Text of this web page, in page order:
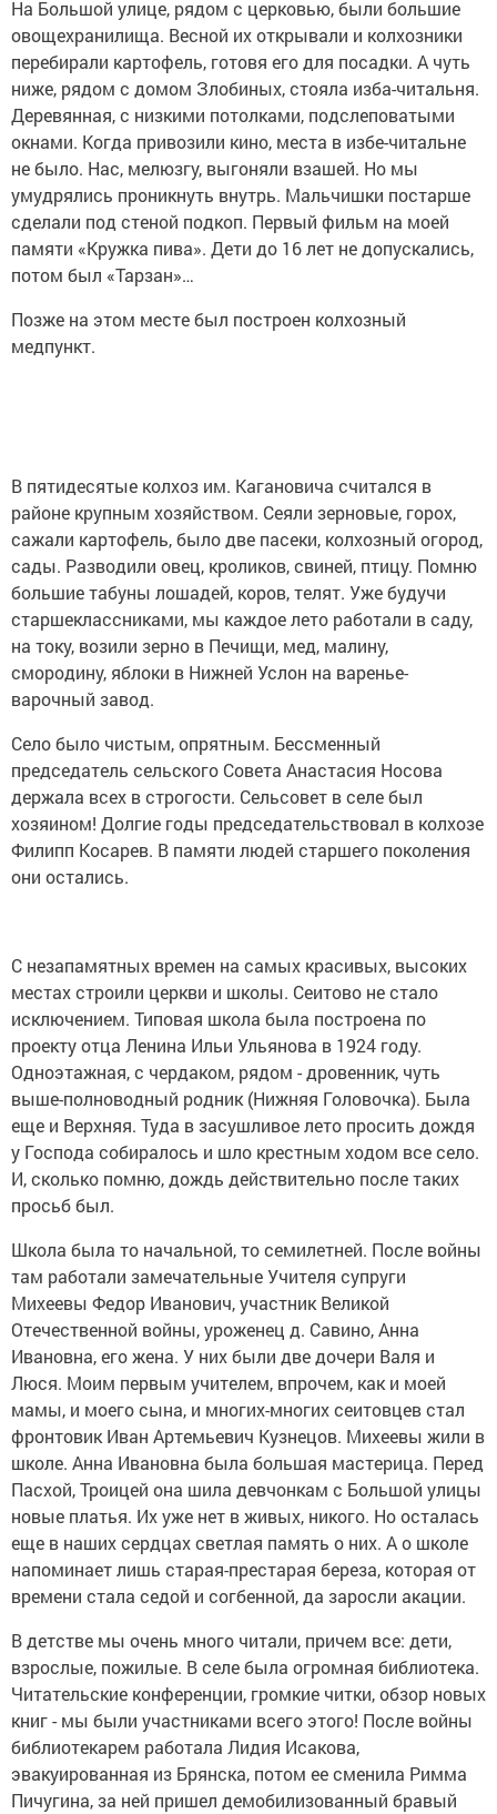
На Большой улице, рядом с церковью, были большие
овощехранилища. Весной их открывали и колхозники
перебирали картофель, готовя его для посадки. А чуть
ниже, рядом с домом Злобиных, стояла изба-читальня.
Деревянная, с низкими потолками, подслеповатыми
окнами. Когда привозили кино, места в избе-читальне
не было. Нас, мелюзгу, выгоняли взашей. Но мы
умудрялись проникнуть внутрь. Мальчишки постарше
сделали под стеной подкоп. Первый фильм на моей
памяти «Кружка пива». Дети до 16 лет не допускались,
потом был «Тарзан»…
Позже на этом месте был построен колхозный
медпункт.
В пятидесятые колхоз им. Кагановича считался в
районе крупным хозяйством. Сеяли зерновые, горох,
сажали картофель, было две пасеки, колхозный огород,
сады. Разводили овец, кроликов, свиней, птицу. Помню
большие табуны лошадей, коров, телят. Уже будучи
старшеклассниками, мы каждое лето работали в саду,
на току, возили зерно в Печищи, мед, малину,
смородину, яблоки в Нижней Услон на варенье-
варочный завод.
Село было чистым, опрятным. Бессменный
председатель сельского Совета Анастасия Носова
держала всех в строгости. Сельсовет в селе был
хозяином! Долгие годы председательствовал в колхозе
Филипп Косарев. В памяти людей старшего поколения
они остались.
С незапамятных времен на самых красивых, высоких
местах строили церкви и школы. Сеитово не стало
исключением. Типовая школа была построена по
проекту отца Ленина Ильи Ульянова в 1924 году.
Одноэтажная, с чердаком, рядом - дровенник, чуть
выше-полноводный родник (Нижняя Головочка). Была
еще и Верхняя. Туда в засушливое лето просить дождя
у Господа собиралось и шло крестным ходом все село.
И, сколько помню, дождь действительно после таких
просьб был.
Школа была то начальной, то семилетней. После войны
там работали замечательные Учителя супруги
Михеевы Федор Иванович, участник Великой
Отечественной войны, уроженец д. Савино, Анна
Ивановна, его жена. У них были две дочери Валя и
Люся. Моим первым учителем, впрочем, как и моей
мамы, и моего сына, и многих-многих сеитовцев стал
фронтовик Иван Артемьевич Кузнецов. Михеевы жили в
школе. Анна Ивановна была большая мастерица. Перед
Пасхой, Троицей она шила девчонкам с Большой улицы
новые платья. Их уже нет в живых, никого. Но осталась
еще в наших сердцах светлая память о них. А о школе
напоминает лишь старая-престарая береза, которая от
времени стала седой и согбенной, да заросли акации.
В детстве мы очень много читали, причем все: дети,
взрослые, пожилые. В селе была огромная библиотека.
Читательские конференции, громкие читки, обзор новых
книг - мы были участниками всего этого! После войны
библиотекарем работала Лидия Исакова,
эвакуированная из Брянска, потом ее сменила Римма
Пичугина, за ней пришел демобилизованный бравый